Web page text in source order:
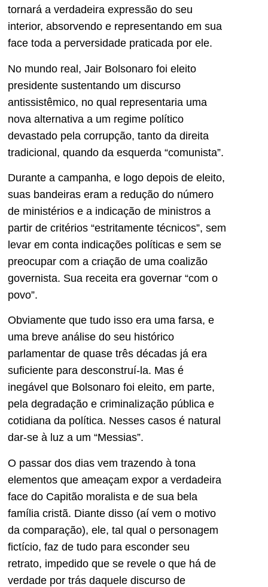
tornará a verdadeira expressão do seu
interior, absorvendo e representando em sua
face toda a perversidade praticada por ele.
No mundo real, Jair Bolsonaro foi eleito
presidente sustentando um discurso
antissistêmico, no qual representaria uma
nova alternativa a um regime político
devastado pela corrupção, tanto da direita
tradicional, quando da esquerda “comunista”.
Durante a campanha, e logo depois de eleito,
suas bandeiras eram a redução do número
de ministérios e a indicação de ministros a
partir de critérios “estritamente técnicos”, sem
levar em conta indicações políticas e sem se
preocupar com a criação de uma coalizão
governista. Sua receita era governar “com o
povo”.
Obviamente que tudo isso era uma farsa, e
uma breve análise do seu histórico
parlamentar de quase três décadas já era
suficiente para desconstruí-la. Mas é
inegável que Bolsonaro foi eleito, em parte,
pela degradação e criminalização pública e
cotidiana da política. Nesses casos é natural
dar-se à luz a um “Messias”.
O passar dos dias vem trazendo à tona
elementos que ameaçam expor a verdadeira
face do Capitão moralista e de sua bela
família cristã. Diante disso (aí vem o motivo
da comparação), ele, tal qual o personagem
fictício, faz de tudo para esconder seu
retrato, impedido que se revele o que há de
verdade por trás daquele discurso de